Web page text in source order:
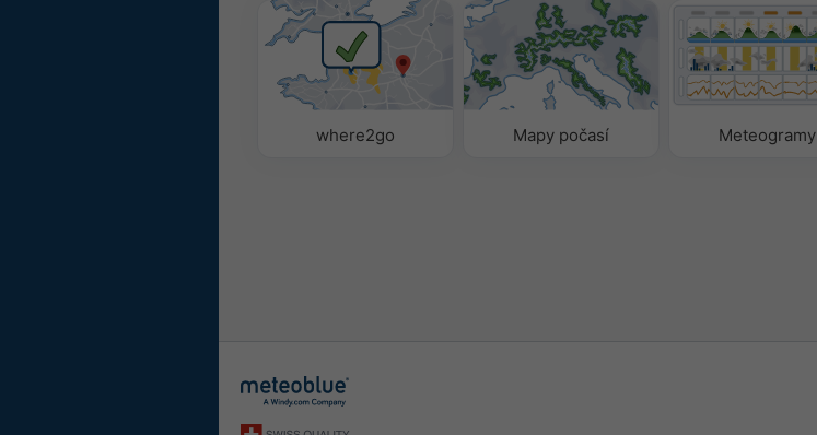
where2go Mapy počasí Meteogramy